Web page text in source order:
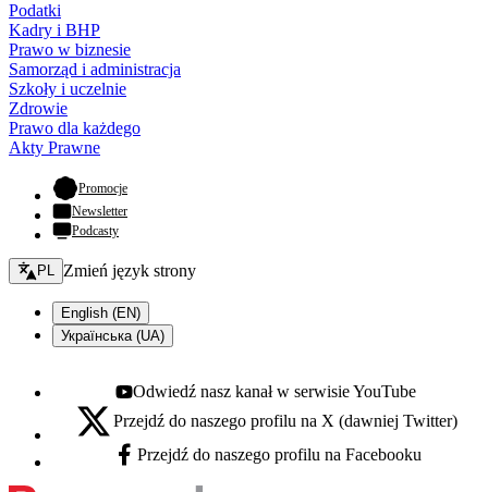
Podatki
Kadry i BHP
Prawo w biznesie
Samorząd i administracja
Szkoły i uczelnie
Zdrowie
Prawo dla każdego
Akty Prawne
Promocje- otwiera się w nowej karcie
Newsletter
Podcasty
Zmień język - bieżący:
PL Zmień język strony
English (EN)
Українська (UA)
Youtube - otwiera się w nowej karcie
Odwiedź nasz kanał w serwisie YouTube
X - otwiera się w nowej karcie
Przejdź do naszego profilu na X (dawniej Twitter)
Facebook - otwiera się w nowej karcie
Przejdź do naszego profilu na Facebooku